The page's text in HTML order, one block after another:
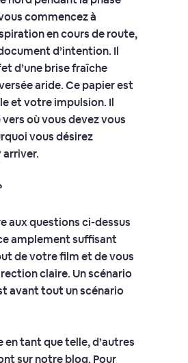
commencez à
en cours de route,
d’intention. Il
d’une brise fraîche
aride. Ce papier est
et votre impulsion. Il
où vous devez vous
vous désirez
aux questions ci-dessus
amplement suffisant
de votre film et de vous
claire. Un scénario
avant tout un scénario
en tant que telle, d’autres
sur notre blog. Pour